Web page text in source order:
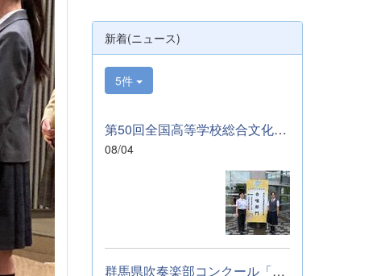
ざいました。 明
日から本校吹奏楽
部は、ソロやアン
サンブルのコンテ
ストに向けて始動
き、応援をよろし
くお願いいたしま
す。 &nbsp; &nbsp;
新着(ニュース)
5件
第50回全国高等学校総合文化祭「音楽部」のご報告
08/04
群馬県吹奏楽部コンクール「銀賞」受賞しました